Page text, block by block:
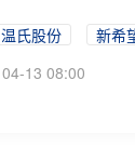
温氏股份
新希
04-13 08:00